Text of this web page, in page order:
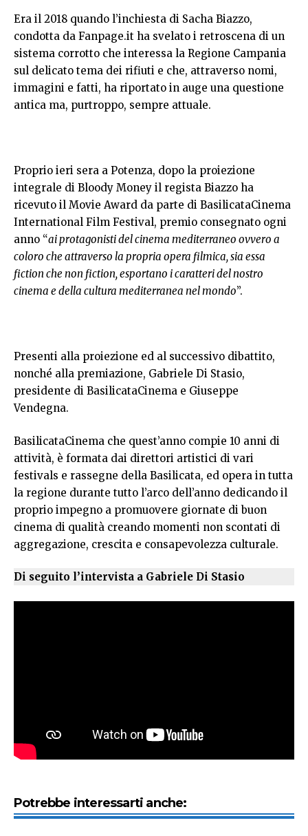
Era il 2018 quando l’inchiesta di Sacha Biazzo,
condotta da Fanpage.it ha svelato i retroscena di un
sistema corrotto che interessa la Regione Campania
sul delicato tema dei rifiuti e che, attraverso nomi,
immagini e fatti, ha riportato in auge una questione
antica ma, purtroppo, sempre attuale.
Proprio ieri sera a Potenza, dopo la proiezione
integrale di Bloody Money il regista Biazzo ha
ricevuto il Movie Award da parte di BasilicataCinema
International Film Festival, premio consegnato ogni
anno “ai protagonisti del cinema mediterraneo ovvero a
coloro che attraverso la propria opera filmica, sia essa
fiction che non fiction, esportano i caratteri del nostro
cinema e della cultura mediterranea nel mondo”.
Presenti alla proiezione ed al successivo dibattito,
nonché alla premiazione, Gabriele Di Stasio,
presidente di BasilicataCinema e Giuseppe
Vendegna.
BasilicataCinema che quest’anno compie 10 anni di
attività, è formata dai direttori artistici di vari
festivals e rassegne della Basilicata, ed opera in tutta
la regione durante tutto l’arco dell’anno dedicando il
proprio impegno a promuovere giornate di buon
cinema di qualità creando momenti non scontati di
aggregazione, crescita e consapevolezza culturale.
Di seguito l’intervista a Gabriele Di Stasio
Potrebbe interessarti anche: